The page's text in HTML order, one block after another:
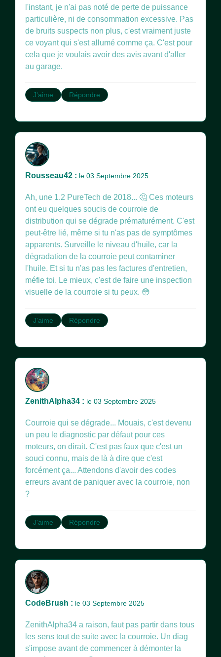
l'instant, je n'ai pas noté de perte de puissance
particulière, ni de consommation excessive. Pas
de bruits suspects non plus, c'est vraiment juste
ce voyant qui s'est allumé comme ça. C'est pour
cela que je voulais avoir des avis avant d'aller
au garage.
J'aime Répondre
Rousseau42 : le 03 Septembre 2025
Ah, une 1.2 PureTech de 2018... 🤔 Ces moteurs
ont eu quelques soucis de courroie de
distribution qui se dégrade prématurément. C'est
peut-être lié, même si tu n'as pas de symptômes
apparents. Surveille le niveau d'huile, car la
dégradation de la courroie peut contaminer
l'huile. Et si tu n'as pas les factures d'entretien,
méfie toi. Le mieux, c'est de faire une inspection
visuelle de la courroie si tu peux. 😳
J'aime Répondre
ZenithAlpha34 : le 03 Septembre 2025
Courroie qui se dégrade... Mouais, c'est devenu
un peu le diagnostic par défaut pour ces
moteurs, on dirait. C'est pas faux que c'est un
souci connu, mais de là à dire que c'est
forcément ça... Attendons d'avoir des codes
erreurs avant de paniquer avec la courroie, non
?
J'aime Répondre
CodeBrush : le 03 Septembre 2025
ZenithAlpha34 a raison, faut pas partir dans tous
les sens tout de suite avec la courroie. Un diag
s'impose avant de commencer à démonter la